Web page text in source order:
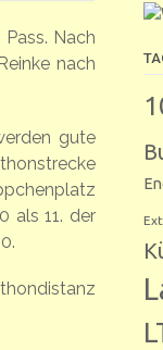
Nach
nach
gute
als 11. der